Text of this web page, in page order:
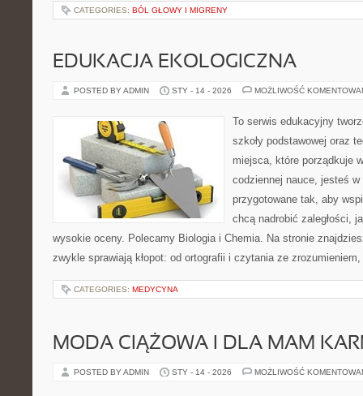
CATEGORIES: BÓL GŁOWY I MIGRENY
EDUKACJA EKOLOGICZNA
POSTED BY ADMIN STY - 14 - 2026 MOŻLIWOŚĆ
To serwis edukacyjny
szkoły podstawowej oraz
miejsca, które porządkuje
codziennej nauce, jesteś
przygotowane tak, aby
chcą nadrobić zaległości,
wysokie oceny. Polecamy Biologia i Chemia. Na stronie
zwykle sprawiają kłopot: od ortografii i czytania ze
CATEGORIES: MEDYCYNA
MODA CIĄŻOWA I DLA MAM
POSTED BY ADMIN STY - 14 - 2026 MOŻLIWOŚĆ